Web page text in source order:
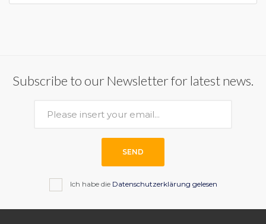
Subscribe to our Newsletter for latest news.
SEND
Ich habe die Datenschutzerklärung gelesen